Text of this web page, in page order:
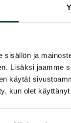
sisällön ja
Lisäksi jaamme
käytät
kun olet